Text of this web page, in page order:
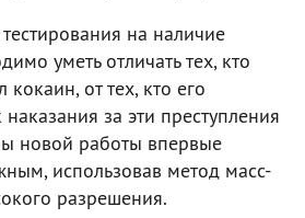
на наличие
уметь отличать тех, кто
от тех, кто его
наказания за эти преступления
новой работы впервые
использовав метод масс-
разрешения.